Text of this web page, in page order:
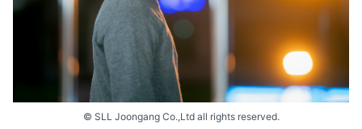
© SLL Joongang Co.,Ltd all rights reserved.